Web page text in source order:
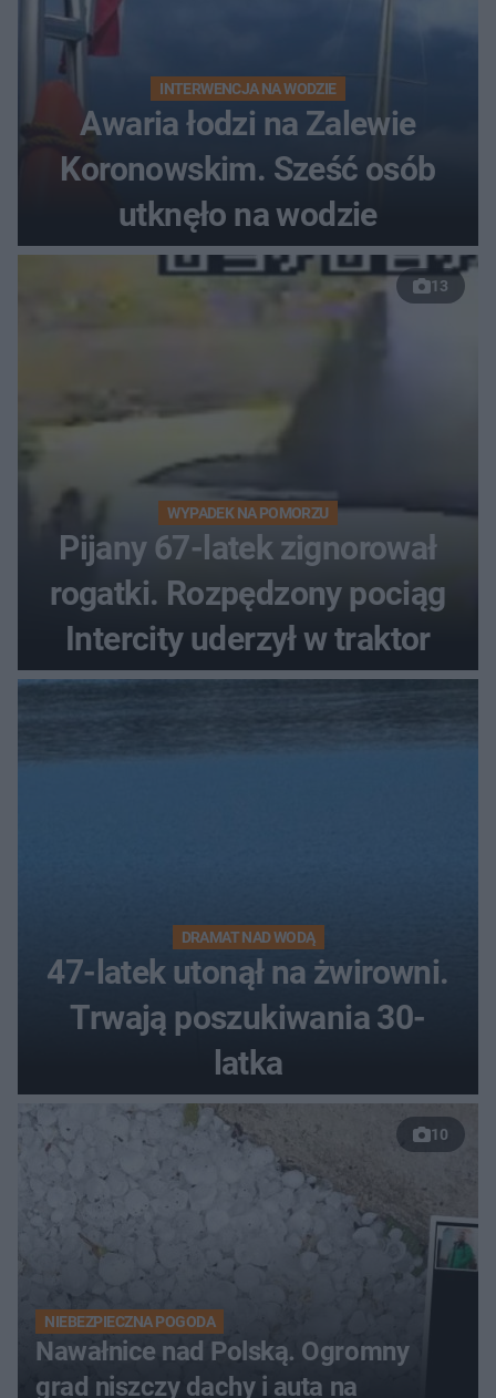
INTERWENCJA NA WODZIE
Awaria łodzi na Zalewie
Koronowskim. Sześć osób
utknęło na wodzie
13
WYPADEK NA POMORZU
Pijany 67-latek zignorował
rogatki. Rozpędzony pociąg
Intercity uderzył w traktor
DRAMAT NAD WODĄ
47-latek utonął na żwirowni.
Trwają poszukiwania 30-
latka
10
NIEBEZPIECZNA POGODA
Nawałnice nad Polską. Ogromny
grad niszczy dachy i auta na